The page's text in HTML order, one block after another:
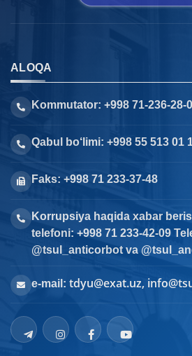
ALOQA
Kommutator: +998 71-236-28-
Qabul bo‘limi: +998 55 513 01
Faks: +998 71 233-37-48
Korrupsiya haqida xabar
telefoni: +998 71 233-42-09
@tsul_anticorbot va
e-mail: tdyu@exat.uz,